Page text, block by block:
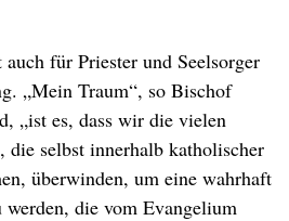
für Priester und Seelsorger
„Mein Traum“, so Bischof
„ist es, dass wir die vielen
die selbst innerhalb katholischer
überwinden, um eine wahrhaft
die vom Evangelium